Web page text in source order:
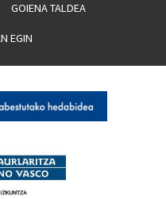
GOIENA TALDEA
EGIN